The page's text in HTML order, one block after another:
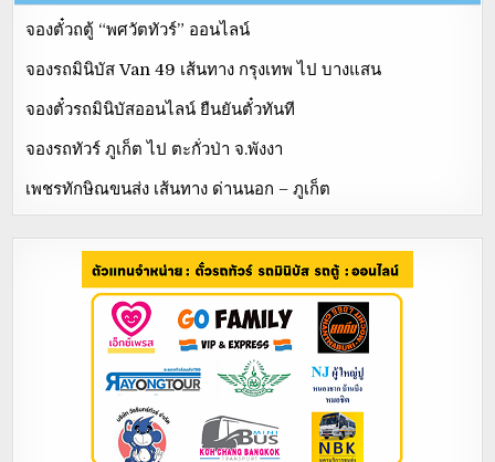
จองตั๋วถตู้ “พศวัตทัวร์” ออนไลน์
จองรถมินิบัส Van 49 เส้นทาง กรุงเทพ ไป บางแสน
จองตั๋วรถมินิบัสออนไลน์ ยืนยันตั๋วทันที
จองรถทัวร์ ภูเก็ต ไป ตะกั่วป่า จ.พังงา
เพชรทักษิณขนส่ง เส้นทาง ด่านนอก – ภูเก็ต